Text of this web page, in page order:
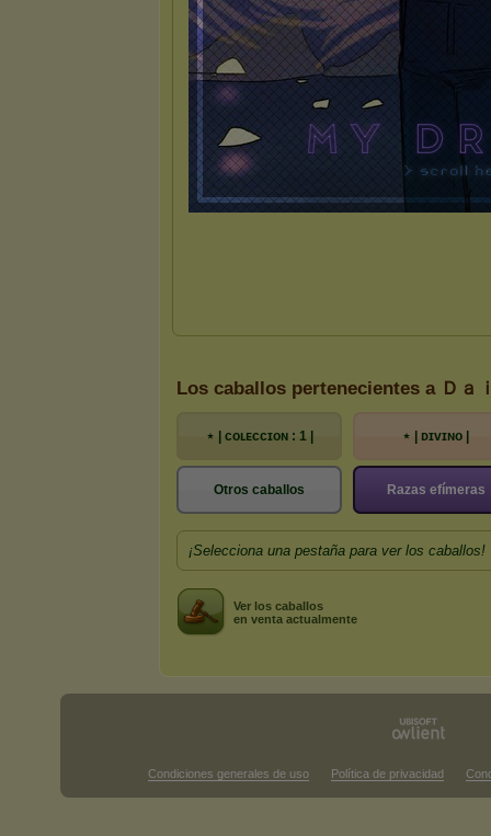
Los caballos pertenecientes a Ｄａ
⋆ | ᴄᴏʟᴇᴄᴄɪᴏɴ : 1 | ⋆ | ᴅɪᴠɪɴᴏ |
Otros caballos Razas efímeras
¡Selecciona una pestaña para ver los caballos!
Ver los caballos
en venta actualmente
Condiciones generales de uso Política de privacidad